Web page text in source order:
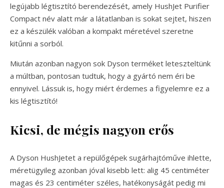
legújabb légtisztító berendezését, amely HushJet Purifier
Compact név alatt már a látatlanban is sokat sejtet, hiszen
ez a készülék valóban a kompakt méretével szeretne
kitűnni a sorból.
Miután azonban nagyon sok Dyson terméket leteszteltünk
a múltban, pontosan tudtuk, hogy a gyártó nem éri be
ennyivel. Lássuk is, hogy miért érdemes a figyelemre ez a
kis légtisztító!
Kicsi, de mégis nagyon erős
A Dyson HushJetet a repülőgépek sugárhajtóműve ihlette,
méretügyileg azonban jóval kisebb lett: alig 45 centiméter
magas és 23 centiméter széles, hatékonyságát pedig mi